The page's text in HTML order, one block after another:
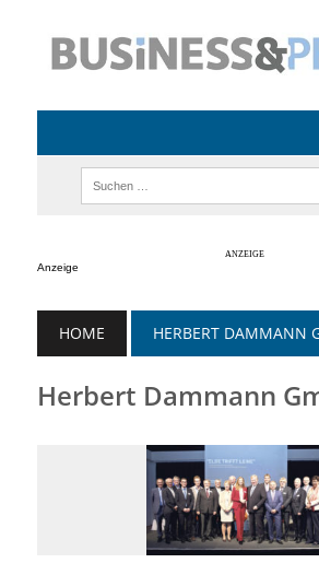
Anzeige
HOME HERBERT DAMMANN
Herbert Dammann